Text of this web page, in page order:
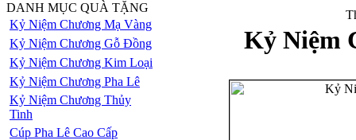
DANH MỤC QUÀ TẶNG
Kỷ Niệm Chương Mạ Vàng
Kỷ Niệm Chương Gỗ Đồng
Kỷ Niệm Chương Kim Loại
Kỷ Niệm Chương Pha Lê
Kỷ Niệm Chương Thủy
Tinh
Cúp Pha Lê Cao Cấp
Kỷ Niệm